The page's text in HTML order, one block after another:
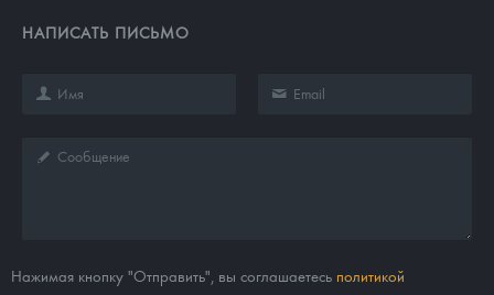
НАПИСАТЬ ПИСЬМО
Нажимая кнопку "Отправить", вы соглашаетесь политикой